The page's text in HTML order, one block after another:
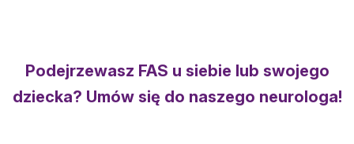
Podejrzewasz FAS u siebie lub swojego
dziecka? Umów się do naszego neurologa!